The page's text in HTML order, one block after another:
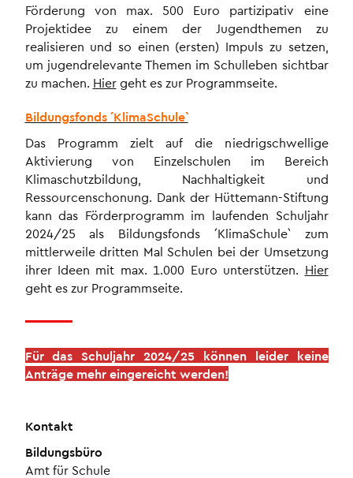
Förderung von max. 500 Euro partizipativ eine
Projektidee zu einem der Jugendthemen zu
realisieren und so einen (ersten) Impuls zu setzen,
um jugendrelevante Themen im Schulleben sichtbar
zu machen. Hiergeht es zur Programmseite.
Bildungsfonds ´KlimaSchule`
Das Programm zielt auf die niedrigschwellige
Aktivierung von Einzelschulen im Bereich
Klimaschutzbildung, Nachhaltigkeit und
Ressourcenschonung. Dank der Hüttemann-Stiftung
kann das Förderprogramm im laufenden Schuljahr
2024/25 als Bildungsfonds ´KlimaSchule` zum
mittlerweile dritten Mal Schulen bei der Umsetzung
ihrer Ideen mit max. 1.000 Euro unterstützen. Hier
geht es zur Programmseite.
Für das Schuljahr 2024/25 können leider keine
Anträge mehr eingereicht werden!
Kontakt
Bildungsbüro
Amt für Schule